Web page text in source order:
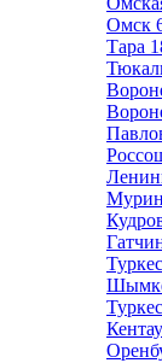
Омск
Тара
Кентау